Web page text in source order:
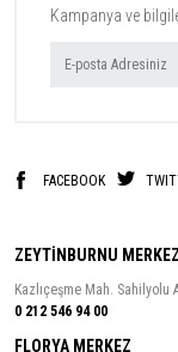
Kampanya ve
FACEBOOK
ZEYTİNBURNU MERKEZ
Kazlıçeşme Mah. Sahilyolu
0 212 546 94 00
FLORYA MERKEZ